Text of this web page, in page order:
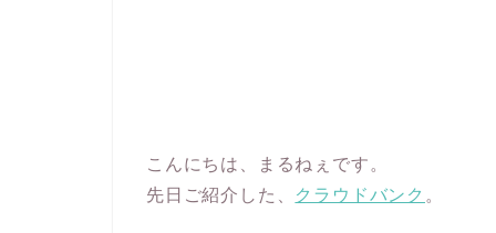
こんにちは、まるねぇです。
先日ご紹介した、 クラウドバンク 。